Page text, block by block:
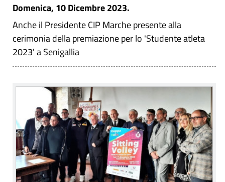
Domenica, 10 Dicembre 2023.
Anche il Presidente CIP Marche presente alla
cerimonia della premiazione per lo 'Studente atleta
2023' a Senigallia